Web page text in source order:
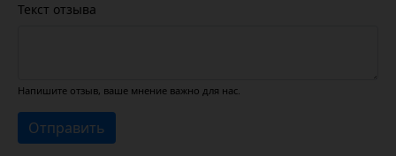
Текст отзыва
Напишите отзыв, ваше мнение важно для нас.
Отправить